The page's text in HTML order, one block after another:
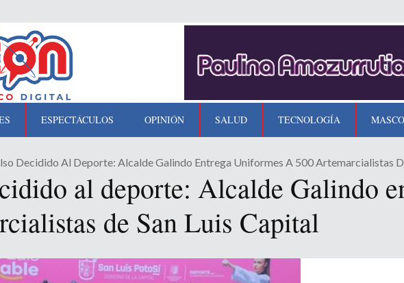
ESPECTÁCULOS OPINIÓN SALUD TECNOLOGÍA
Decidido Al Deporte: Alcalde Galindo Entrega Uniformes A 500 Artemarcialistas
al deporte: Alcalde Galindo
de San Luis Capital